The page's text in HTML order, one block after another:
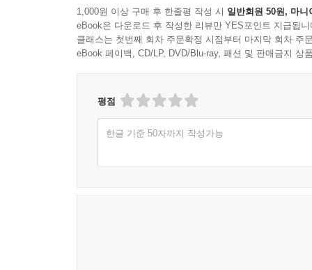
1,000원 이상 구매 후 한줄평 작성 시 일반회원 50원, 마니
eBook은 다운로드 후 작성한 리뷰만 YES포인트 지급됩니
클래스는 첫번째 회차 주문확정 시점부터 마지막 회차 주
eBook 페이백, CD/LP, DVD/Blu-ray, 패션 및 판매금지 상
평점
한글 기준 50자까지 작성가능